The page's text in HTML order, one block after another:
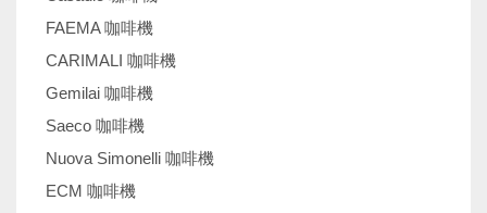
FAEMA 咖啡機
CARIMALI 咖啡機
Gemilai 咖啡機
Saeco 咖啡機
Nuova Simonelli 咖啡機
ECM 咖啡機